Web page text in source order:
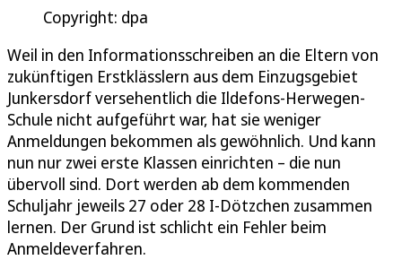
Copyright: dpa
Weil in den Informationsschreiben an die Eltern von
zukünftigen Erstklässlern aus dem Einzugsgebiet
Junkersdorf versehentlich die Ildefons-Herwegen-
Schule nicht aufgeführt war, hat sie weniger
Anmeldungen bekommen als gewöhnlich. Und kann
nun nur zwei erste Klassen einrichten – die nun
übervoll sind. Dort werden ab dem kommenden
Schuljahr jeweils 27 oder 28 I-Dötzchen zusammen
lernen. Der Grund ist schlicht ein Fehler beim
Anmeldeverfahren.